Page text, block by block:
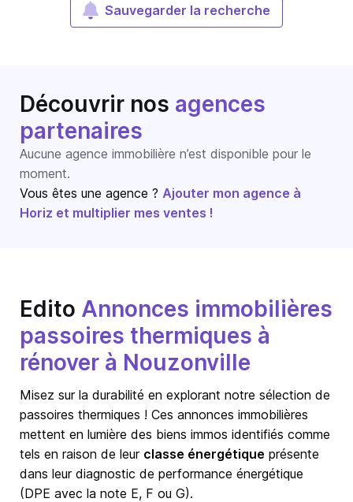
Sauvegarder la recherche
Découvrir nos agences
partenaires
Aucune agence immobilière n’est disponible pour le
moment.
Vous êtes une agence ? Ajouter mon agence à
Horiz et multiplier mes ventes !
Edito Annonces immobilières
passoires thermiques à
rénover à Nouzonville
Misez sur la durabilité en explorant notre sélection de
passoires thermiques ! Ces annonces immobilières
mettent en lumière des biens immos identifiés comme
tels en raison de leur classe énergétique présente
dans leur diagnostic de performance énergétique
(DPE avec la note E, F ou G).